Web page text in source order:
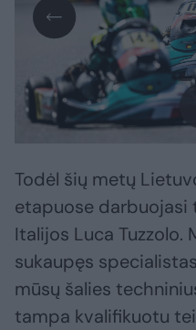
Todėl šių metų
etapuose darbuojasi
Italijos Luca Tuzzolo.
sukaupęs
mūsų šalies
tampa kvalifikuotu